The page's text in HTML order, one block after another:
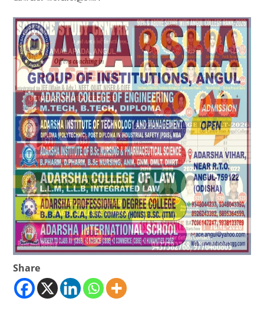
Share